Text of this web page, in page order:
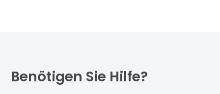
Benötigen Sie Hilfe?